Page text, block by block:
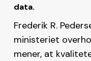
data.
Frederik R.
ministeriet
mener, at